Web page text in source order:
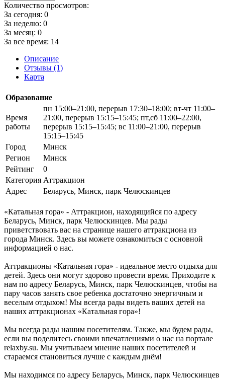
Количество просмотров:
За сегодня: 0
За неделю: 0
За месяц: 0
За все время: 14
Описание
Отзывы (1)
Карта
Образование
Время
работы
пн 15:00–21:00, перерыв 17:30–18:00; вт-чт 11:00–
21:00, перерыв 15:15–15:45; пт,сб 11:00–22:00,
перерыв 15:15–15:45; вс 11:00–21:00, перерыв
15:15–15:45
Город
Минск
Регион
Минск
Рейтинг
0
Категория Аттракцион
Адрес
Беларусь, Минск, парк Челюскинцев
«Катальная гора» - Аттракцион, находящийся по адресу
Беларусь, Минск, парк Челюскинцев. Мы рады
приветствовать вас на странице нашего аттракциона из
города Минск. Здесь вы можете ознакомиться с основной
информацией о нас.
Аттракционы «Катальная гора» - идеальное место отдыха для
детей. Здесь они могут здорово провести время. Приходите к
нам по адресу Беларусь, Минск, парк Челюскинцев, чтобы на
пару часов занять свое ребенка достаточно энергичным и
веселым отдыхом! Мы всегда рады видеть ваших детей на
наших аттракционах «Катальная гора»!
Мы всегда рады нашим посетителям. Также, мы будем рады,
если вы поделитесь своими впечатлениями о нас на портале
relaxby.su. Мы учитываем мнение наших посетителей и
стараемся становиться лучше с каждым днём!
Мы находимся по адресу Беларусь, Минск, парк Челюскинцев